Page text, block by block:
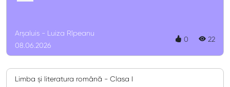
Arșaluis - Luiza Rîpeanu
08.06.2026
0 22
Limba și literatura română - Clasa I